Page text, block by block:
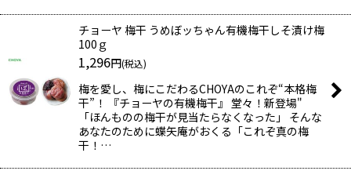
チョーヤ 梅干 うめぼッちゃん有機梅干しそ漬け梅
100ｇ
1,296円(税込)
梅を愛し、梅にこだわるCHOYAのこれぞ“本格梅
干”！ 『チョーヤの有機梅干』 堂々！新登場"
「ほんものの梅干が見当たらなくなった」 そんな
あなたのために蝶矢庵がおくる「これぞ真の梅
干！…